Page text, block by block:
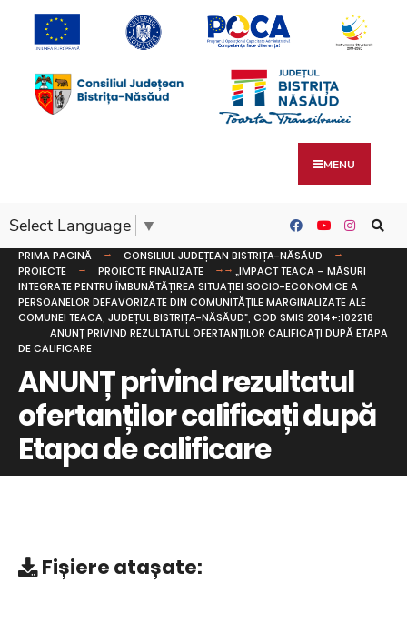
MENU
Select Language ▼
PRIMA PAGINĂ
CONSILIUL JUDEȚEAN BISTRIȚA-NĂSĂUD
PROIECTE
PROIECTE FINALIZATE
„IMPACT TEACA – MĂSURI
INTEGRATE PENTRU ÎMBUNĂTĂȚIREA SITUAȚIEI SOCIO-ECONOMICE A
PERSOANELOR DEFAVORIZATE DIN COMUNITĂȚILE MARGINALIZATE ALE
COMUNEI TEACA, JUDEȚUL BISTRIȚA-NĂSĂUD”, COD SMIS 2014+:102218
ANUNȚ PRIVIND REZULTATUL OFERTANȚILOR CALIFICAȚI DUPĂ ETAPA
DE CALIFICARE
ANUNȚ privind rezultatul
ofertanților calificați după
Etapa de calificare
Fișiere atașate: